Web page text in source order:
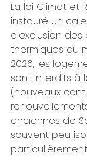
La loi Climat et
instauré un
d'exclusion des
thermiques du
2026, les
sont interdits à
(nouveaux
anciennes de
souvent peu